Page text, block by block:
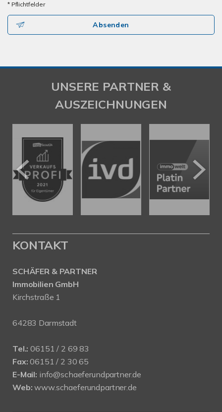
* Pflichtfelder
Absenden
UNSERE PARTNER &
AUSZEICHNUNGEN
KONTAKT
SCHÄFER & PARTNER
Immobilien GmbH
Kirchstraße 1
64283 Darmstadt
Tel.: 06151 / 2 69 83
Fax: 06151 / 2 30 65
E-Mail: info@schaeferundpartner.de
Web: www.schaeferundpartner.de